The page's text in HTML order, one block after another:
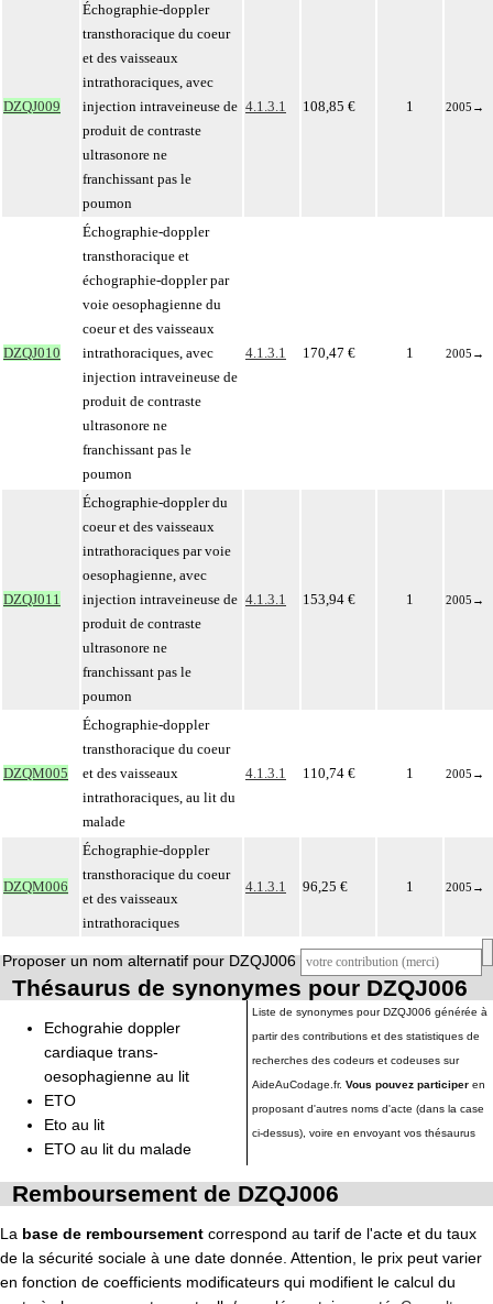
DZQJ009
Échographie-doppler
transthoracique du coeur
et des vaisseaux
intrathoraciques, avec
injection intraveineuse de
produit de contraste
ultrasonore ne
franchissant pas le
poumon
4.1.3.1 108,85 € 1 2005 →
DZQJ010
Échographie-doppler
transthoracique et
échographie-doppler par
voie oesophagienne du
coeur et des vaisseaux
intrathoraciques, avec
injection intraveineuse de
produit de contraste
ultrasonore ne
franchissant pas le
poumon
4.1.3.1 170,47 € 1 2005 →
DZQJ011
Échographie-doppler du
coeur et des vaisseaux
intrathoraciques par voie
oesophagienne, avec
injection intraveineuse de
produit de contraste
ultrasonore ne
franchissant pas le
poumon
4.1.3.1 153,94 € 1 2005 →
DZQM005
Échographie-doppler
transthoracique du coeur
et des vaisseaux
intrathoraciques, au lit du
malade
4.1.3.1 110,74 € 1 2005 →
DZQM006
Échographie-doppler
transthoracique du coeur
et des vaisseaux
intrathoraciques
4.1.3.1 96,25 € 1 2005 →
Proposer un nom alternatif pour DZQJ006
Thésaurus de synonymes pour DZQJ006
Echograhie doppler
cardiaque trans-
oesophagienne au lit
ETO
Eto au lit
ETO au lit du malade
Liste de synonymes pour DZQJ006 générée à
partir des contributions et des statistiques de
recherches des codeurs et codeuses sur
AideAuCodage.fr. Vous pouvez participer en
proposant d'autres noms d'acte (dans la case
ci-dessus), voire en envoyant vos thésaurus
Remboursement de DZQJ006
La base de remboursement correspond au tarif de l'acte et du taux
de la sécurité sociale à une date donnée. Attention, le prix peut varier
en fonction de coefficients modificateurs qui modifient le calcul du